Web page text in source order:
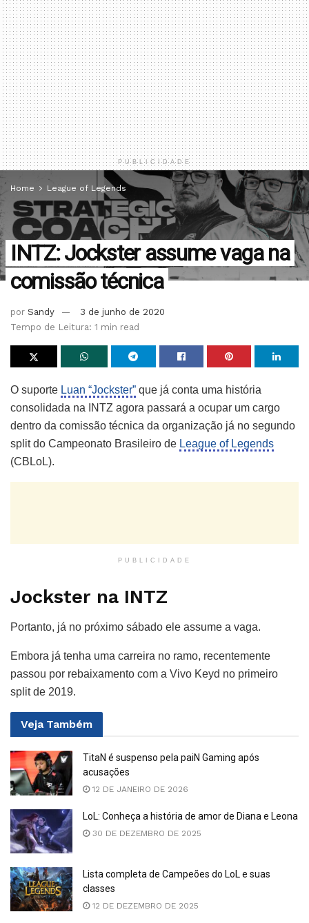
PUBLICIDADE
Home League of Legends
INTZ: Jockster assume vaga na
comissão técnica
por Sandy
3 de junho de 2020
Tempo de Leitura: 1 min read
O suporte Luan “Jockster” que já conta uma história
consolidada na INTZ agora passará a ocupar um cargo
dentro da comissão técnica da organização já no segundo
split do Campeonato Brasileiro de League of Legends
(CBLoL).
PUBLICIDADE
Jockster na INTZ
Portanto, já no próximo sábado ele assume a vaga.
Embora já tenha uma carreira no ramo, recentemente
passou por rebaixamento com a Vivo Keyd no primeiro
split de 2019.
Veja Também
TitaN é suspenso pela paiN Gaming após
acusações
12 DE JANEIRO DE 2026
LoL: Conheça a história de amor de Diana e Leona
30 DE DEZEMBRO DE 2025
Lista completa de Campeões do LoL e suas
classes
12 DE DEZEMBRO DE 2025